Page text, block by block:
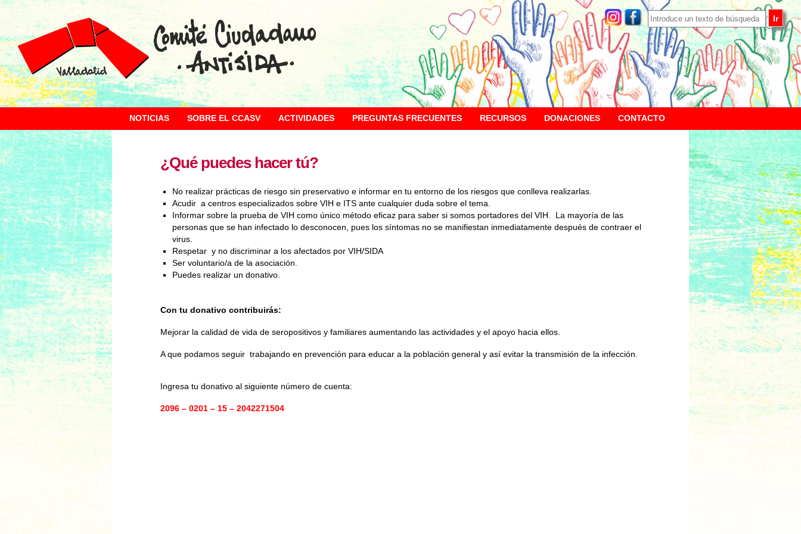
NOTICIAS SOBRE EL CCASV ACTIVIDADES PREGUNTAS FRECUENTES RECURSOS DONACIONES CONTACTO
¿Qué puedes hacer tú?
No realizar prácticas de riesgo sin preservativo e informar en tu entorno de los riesgos que conlleva realizarlas.
Acudir a centros especializados sobre VIH e ITS ante cualquier duda sobre el tema.
Informar sobre la prueba de VIH como único método eficaz para saber si somos portadores del VIH. La mayoría de las
personas que se han infectado lo desconocen, pues los síntomas no se manifiestan inmediatamente después de contraer el
virus.
Respetar y no discriminar a los afectados por VIH/SIDA
Ser voluntario/a de la asociación.
Puedes realizar un donativo.
Con tu donativo contribuirás:
Mejorar la calidad de vida de seropositivos y familiares aumentando las actividades y el apoyo hacia ellos.
A que podamos seguir trabajando en prevención para educar a la población general y así evitar la transmisión de la infección.
Ingresa tu donativo al siguiente número de cuenta:
2096 – 0201 – 15 – 2042271504